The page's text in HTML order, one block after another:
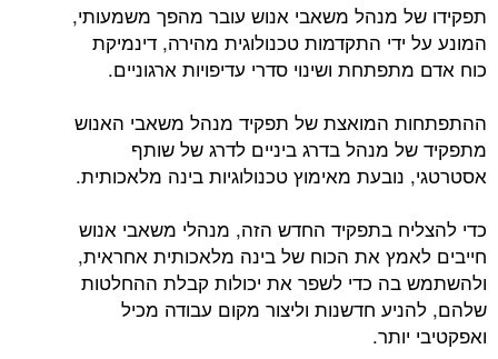
תפקידו של מנהל משאבי אנוש עובר מהפך משמעותי,
המונע על ידי התקדמות טכנולוגית מהירה, דינמיקת
כוח אדם מתפתחת ושינוי סדרי עדיפויות ארגוניים.
ההתפתחות המואצת של תפקיד מנהל משאבי האנוש
מתפקיד של מנהל בדרג ביניים לדרג של שותף
אסטרטגי, נובעת מאימוץ טכנולוגיות בינה מלאכותית.
כדי להצליח בתפקיד החדש הזה, מנהלי משאבי אנוש
חייבים לאמץ את הכוח של בינה מלאכותית אחראית,
ולהשתמש בה כדי לשפר את יכולות קבלת ההחלטות
שלהם, להניע חדשנות וליצור מקום עבודה מכיל
ואפקטיבי יותר.